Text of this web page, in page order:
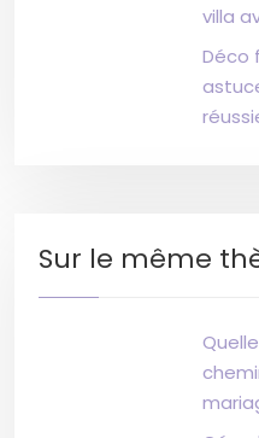
villa
Déco
Sur le même